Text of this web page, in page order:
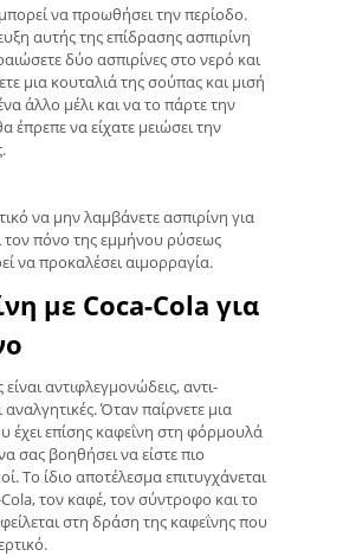
να προωθήσει την περίοδο.
αυτής της επίδρασης ασπιρίνη
δύο ασπιρίνες στο νερό και
μια κουταλιά της σούπας και μισή
άλλο μέλι και να το πάρτε την
έπρεπε να είχατε μειώσει την
να μην λαμβάνετε ασπιρίνη για
τον πόνο της εμμήνου ρύσεως
να προκαλέσει αιμορραγία.
με Coca-Cola για
είναι αντιφλεγμονώδεις, αντι-
αναλγητικές. Όταν παίρνετε μια
έχει επίσης καφεΐνη στη φόρμουλά
σας βοηθήσει να είστε πιο
Το ίδιο αποτέλεσμα επιτυγχάνεται
τον καφέ, τον σύντροφο και το
στη δράση της καφεΐνης που